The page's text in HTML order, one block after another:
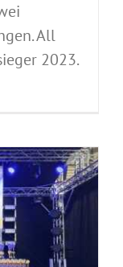
All
2023.